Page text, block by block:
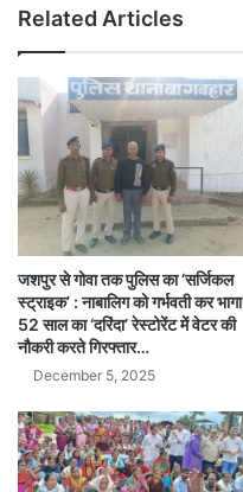
Related Articles
जशपुर से गोवा तक पुलिस का ‘सर्जिकल
स्ट्राइक’ : नाबालिग को गर्भवती कर भागा
52 साल का ‘दरिंदा’ रेस्टोरेंट में वेटर की
नौकरी करते गिरफ्तार…
December 5, 2025